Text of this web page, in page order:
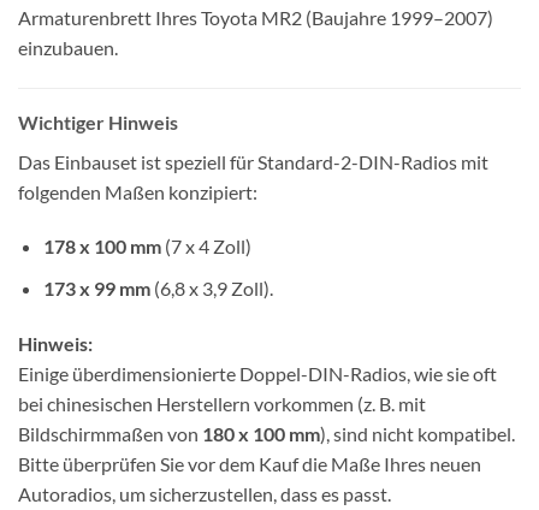
Armaturenbrett Ihres Toyota MR2 (Baujahre 1999–2007)
einzubauen.
Wichtiger Hinweis
Das Einbauset ist speziell für Standard-2-DIN-Radios mit
folgenden Maßen konzipiert:
178 x 100 mm(7 x 4 Zoll)
173 x 99 mm(6,8 x 3,9 Zoll).
Hinweis:
Einige überdimensionierte Doppel-DIN-Radios, wie sie oft
bei chinesischen Herstellern vorkommen (z. B. mit
Bildschirmmaßen von 180 x 100 mm), sind nicht kompatibel.
Bitte überprüfen Sie vor dem Kauf die Maße Ihres neuen
Autoradios, um sicherzustellen, dass es passt.